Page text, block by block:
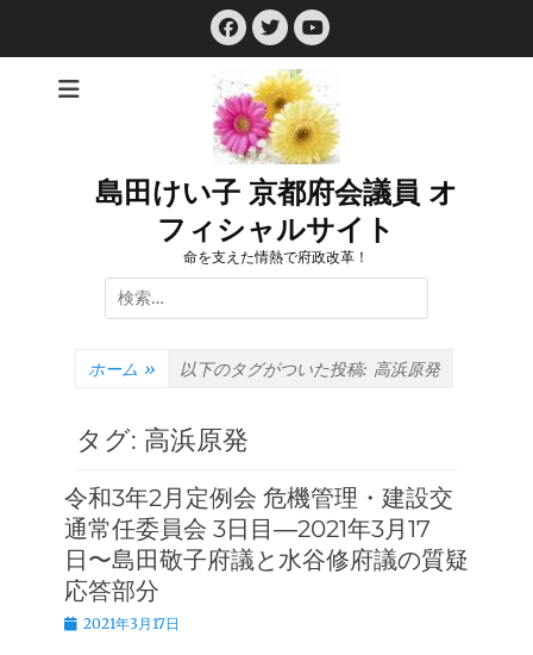
Facebook
Twitter
YouTube
島田けい子 京都府会議員 オ
フィシャルサイト
命を支えた情熱で府政改革！
検
索:
ホーム » 以下のタグがついた投稿: 高浜原発
タグ: 高浜原発
令和3年2月定例会 危機管理・建設交
通常任委員会 3日目―2021年3月17
日〜島田敬子府議と水谷修府議の質疑
応答部分
投 2021年3月17日